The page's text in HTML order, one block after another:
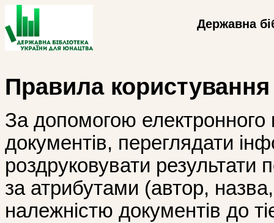
Державна
Правила
За допомогою
документів, переглядати
роздруковувати
за атрибутами (автор, назва,
належністю документів до